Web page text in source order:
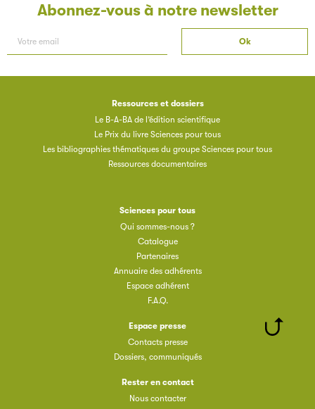
Abonnez-vous à notre newsletter
Ressources et dossiers
Le B-A-BA de l’édition scientifique
Le Prix du livre Sciences pour tous
Les bibliographies thématiques du groupe Sciences pour tous
Ressources documentaires
Sciences pour tous
Qui sommes-nous ?
Catalogue
Partenaires
Annuaire des adhérents
Espace adhérent
F.A.Q.
Espace presse
Contacts presse
Dossiers, communiqués
Rester en contact
Nous contacter